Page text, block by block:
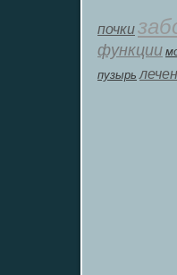
почки
функции
пузырь